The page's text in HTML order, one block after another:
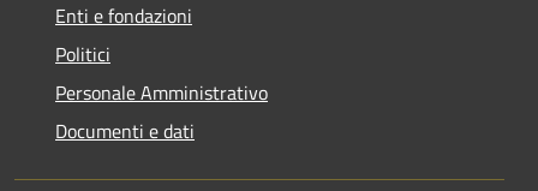
Enti e fondazioni
Politici
Personale Amministrativo
Documenti e dati